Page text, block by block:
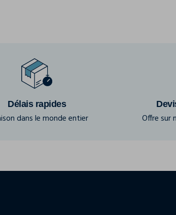
Délais rapides
dans le monde entier Offre sur